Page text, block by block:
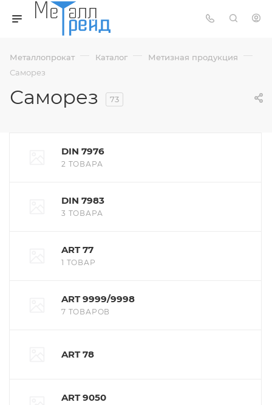
Металлопрокат — Каталог — Метизная продукция —
Саморез
Саморез 73
DIN 7976
2 ТОВАРА
DIN 7983
3 ТОВАРА
ART 77
1 ТОВАР
ART 9999/9998
7 ТОВАРОВ
ART 78
ART 9050